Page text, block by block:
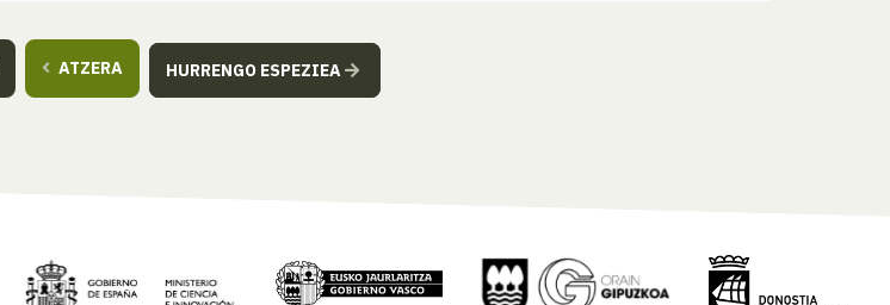
ATZERA HURRENGO ESPEZIEA